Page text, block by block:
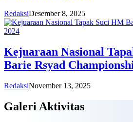
RedaksiDesember 8, 2025
Kejuaraan Nasional
Barie Rsyad
RedaksiNovember 13, 2025
Galeri Aktivitas